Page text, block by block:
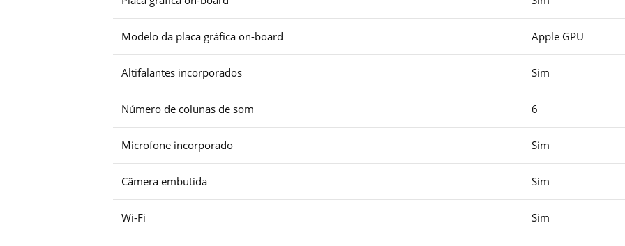
Modelo da placa gráfica on-board Apple GPU
Altifalantes incorporados Sim
Número de colunas de som 6
Microfone incorporado Sim
Câmera embutida Sim
Wi-Fi Sim